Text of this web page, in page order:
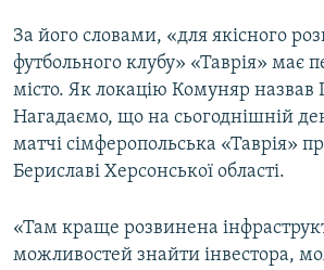
За його словами, «для якісного
футбольного клубу» «Таврія» має
місто. Як локацію Комуняр назвав
Нагадаємо, що на сьогоднішній
матчі сімферопольська «Таврія»
Бериславі Херсонської області.
«Там краще розвинена
можливостей знайти інвестора,